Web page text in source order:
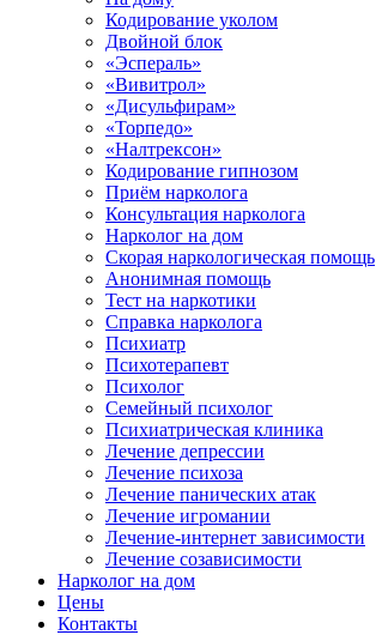
Кодирование уколом
Двойной блок
«Эспераль»
«Вивитрол»
«Дисульфирам»
«Торпедо»
«Налтрексон»
Кодирование гипнозом
Приём нарколога
Консультация нарколога
Нарколог на дом
Скорая наркологическая помощь
Анонимная помощь
Тест на наркотики
Справка нарколога
Психиатр
Психотерапевт
Психолог
Семейный психолог
Психиатрическая клиника
Лечение депрессии
Лечение психоза
Лечение панических атак
Лечение игромании
Лечение-интернет зависимости
Лечение созависимости
Нарколог на дом
Цены
Контакты